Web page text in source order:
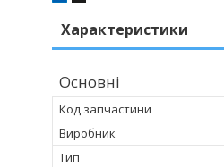
Характеристики
Основні
Код запчастини
Виробник
Тип